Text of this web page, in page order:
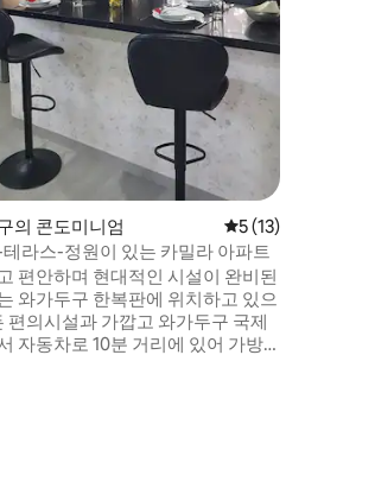
후기 33개
의 콘도미니엄 평점 5점(5점 만점
5 (13)
라스-정원이 있는 카밀라 아파트
편안하며 현대적인 시설이 완비된
와가두구 한복판에 위치하고 있으
편의시설과 가깝고 와가두구 국제
자동차로 10분 거리에 있어 가방